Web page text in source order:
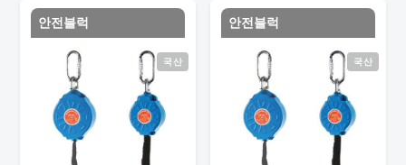
안전블럭
국산
안전블럭
국산